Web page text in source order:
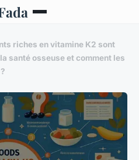
riches en vitamine K2 sont
santé osseuse et comment les